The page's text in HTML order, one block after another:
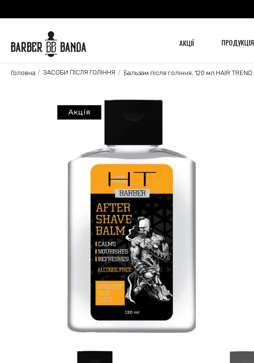
ПРОДУКЦІЯ
АКЦІЇ
Головна ЗАСОБИ ПІСЛЯ ГОЛІННЯ Бальзам після гоління, 120 мл HAIR TREND
Акція